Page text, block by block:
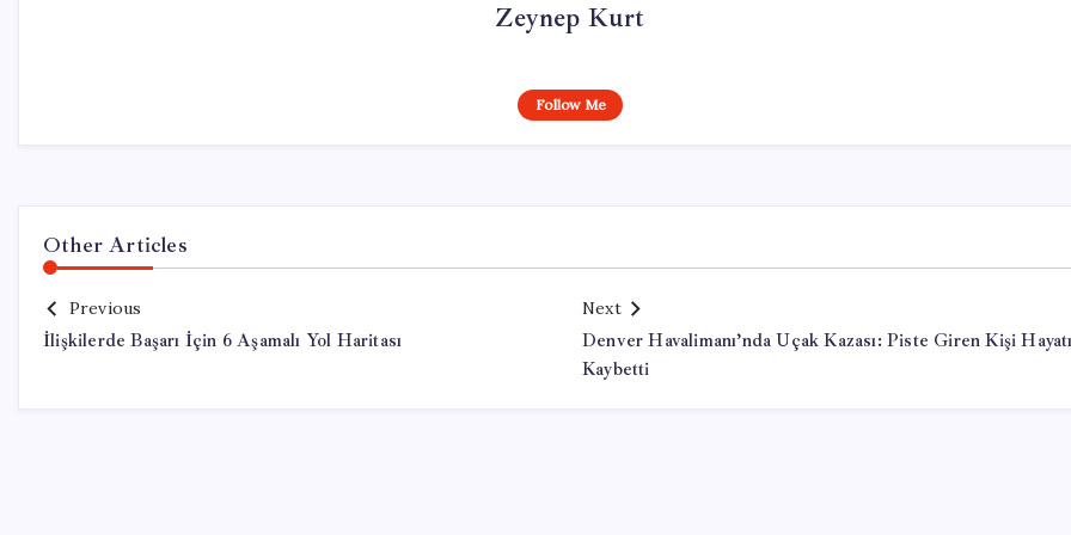
Zeynep Kurt
Follow Me
Other Articles
Previous
İlişkilerde Başarı İçin 6 Aşamalı Yol Haritası
Next
Denver Havalimanı’nda Uçak Kazası: Piste Giren Kişi
Kaybetti